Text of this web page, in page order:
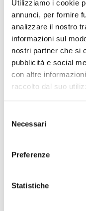
Utilizziamo i cookie
annunci, per fornire
analizzare il nostro
informazioni sul
nostri partner che si
pubblicità e social
con altre
raccolto dal suo
delNecessari
Preferenze
Statistiche